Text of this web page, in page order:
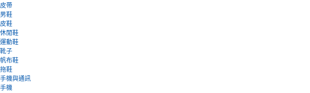
皮帶
男鞋
皮鞋
休閒鞋
運動鞋
靴子
帆布鞋
拖鞋
手機與通訊
手機